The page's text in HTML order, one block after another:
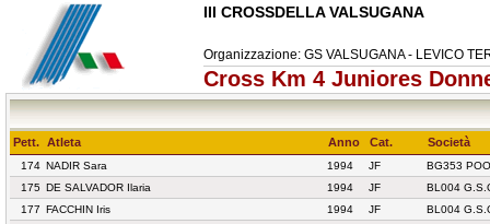
III CROSSDELLA VALSUGANA
Organizzazione: GS VALSUGANA - LEVICO
Cross Km 4 Juniores
Pett. Atleta Anno Cat. Società
174 NADIR Sara 1994 JF
BG353
175 DE SALVADOR Ilaria 1994 JF
BL004
177 FACCHIN Iris 1994 JF
BL004